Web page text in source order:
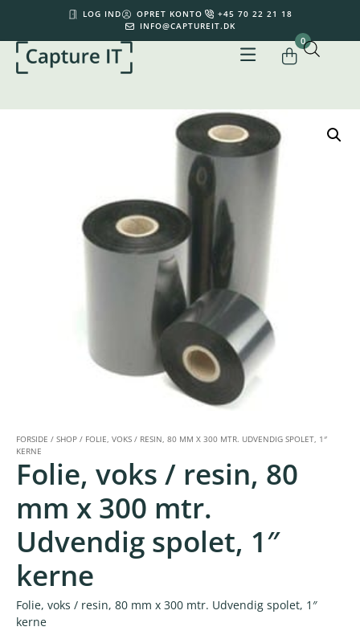
LOG IND OPRET KONTO
+45 70 22 21 18
INFO@CAPTUREIT.DK
0
0,00kr.
inkl. moms
MERE FOR GRATIS FRAGT
SE KURV
GÅ TIL KASSE
FORSIDE / SHOP / FOLIE, VOKS / RESIN, 80 MM X 300 MTR. UDVENDIG SPOLET, 1″
KERNE
Folie, voks / resin, 80
mm x 300 mtr.
Udvendig spolet, 1″
kerne
Folie, voks / resin, 80 mm x 300 mtr. Udvendig spolet, 1″
kerne